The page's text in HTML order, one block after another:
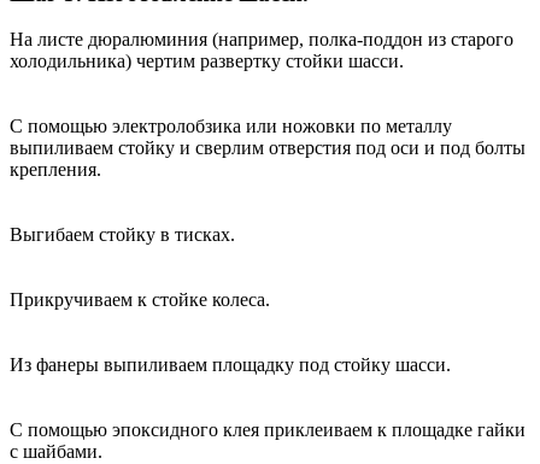
На листе дюралюминия (например, полка-поддон из старого
холодильника) чертим развертку стойки шасси.
С помощью электролобзика или ножовки по металлу
выпиливаем стойку и сверлим отверстия под оси и под болты
крепления.
Выгибаем стойку в тисках.
Прикручиваем к стойке колеса.
Из фанеры выпиливаем площадку под стойку шасси.
С помощью эпоксидного клея приклеиваем к площадке гайки
с шайбами.